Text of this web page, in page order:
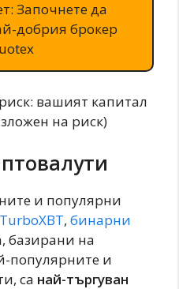
Започнете да
добрия брокер
вашият капитал
на риск)
и популярни
, бинарни
базирани на
популярните и
са най-търгуван